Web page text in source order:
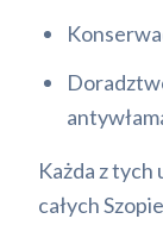
Każda z tych
całych